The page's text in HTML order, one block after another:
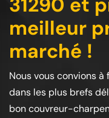
meilleur
marché !
Nous vous convions
dans les plus brefs
bon couvreur-